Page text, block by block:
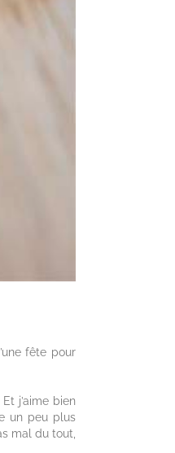
fête pour
j’aime bien
un peu plus
mal du tout,